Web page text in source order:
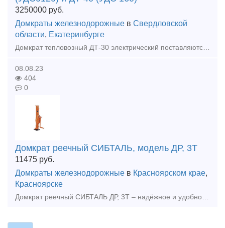
3250000 руб.
Домкраты железнодорожные в Свердловской
области, Екатеринбурге
Домкрат тепловозный ДТ-30 электрический поставляются в виде комплекта из 4-х штук домкратных стоек общей грузоподъемностью 120 тонн с общим и индивидуальными пультами управления. Технические характер
08.08.23
404
0
Домкрат реечный СИБТАЛЬ, модель ДР, 3Т
11475 руб.
Домкраты железнодорожные в Красноярском крае,
Красноярске
Домкрат реечный СИБТАЛЬ ДР, 3Т – надёжное и удобное оборудование, предназначенное для подъема и удерживание на высоте тяжеловесных грузов различного назначения. Домкраты этого вида имеют широкие возм